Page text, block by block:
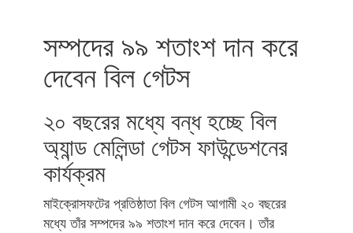
সম্পদের ৯৯ শতাংশ দান করে
দেবেন বিল গেটস
২০ বছরের মধ্যে বন্ধ হচ্ছে বিল
অ্যান্ড মেলিন্ডা গেটস ফাউন্ডেশনের
কার্যক্রম
মাইক্রোসফটের প্রতিষ্ঠাতা বিল গেটস আগামী ২০ বছরের
মধ্যে তাঁর সম্পদের ৯৯ শতাংশ দান করে দেবেন। তাঁর